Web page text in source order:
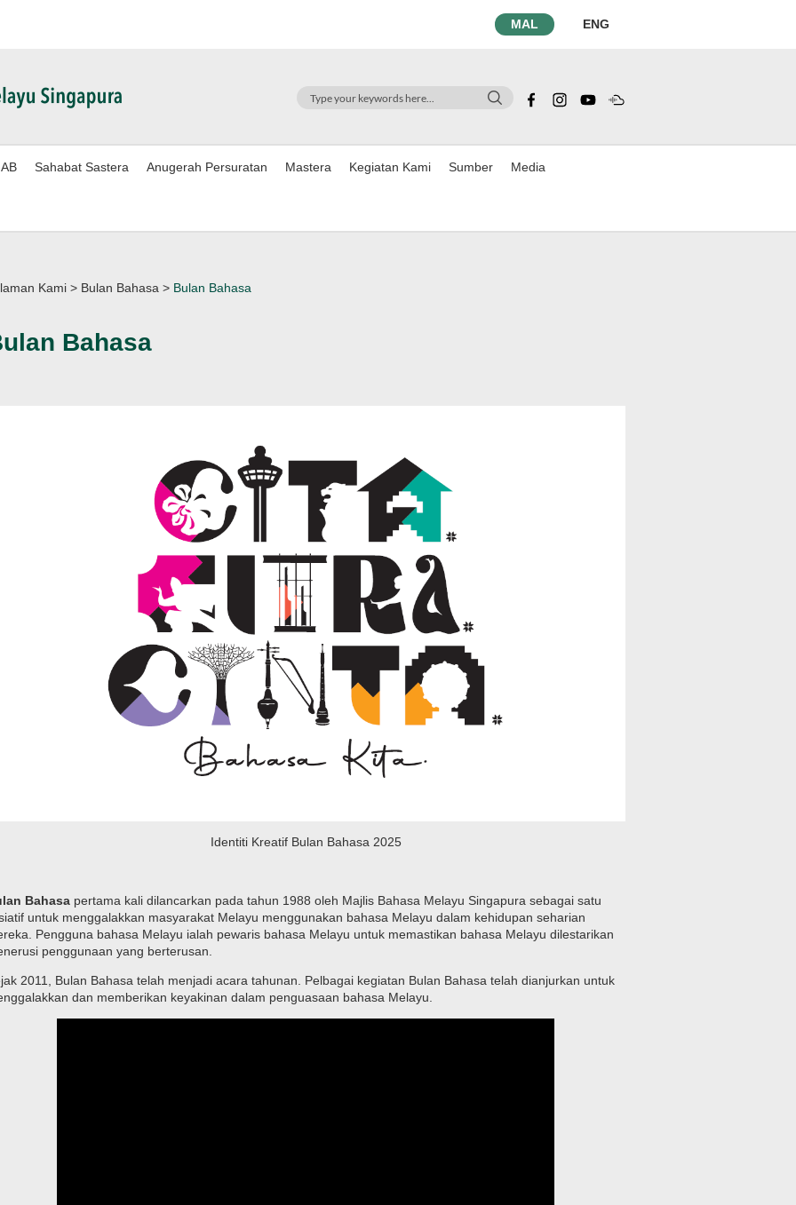
MAL ENG
SEARCH
Sahabat Sastera Anugerah Persuratan Mastera Kegiatan Kami Sumber Media
Kami > Bulan Bahasa > Bulan Bahasa
Bahasa
Identiti Kreatif Bulan Bahasa 2025
Bahasa pertama kali dilancarkan pada tahun 1988 oleh Majlis Bahasa Melayu Singapura sebagai satu
untuk menggalakkan masyarakat Melayu menggunakan bahasa Melayu dalam kehidupan seharian
Pengguna bahasa Melayu ialah pewaris bahasa Melayu untuk memastikan bahasa Melayu dilestarikan
penggunaan yang berterusan.
2011, Bulan Bahasa telah menjadi acara tahunan. Pelbagai kegiatan Bulan Bahasa telah dianjurkan untuk
dan memberikan keyakinan dalam penguasaan bahasa Melayu.